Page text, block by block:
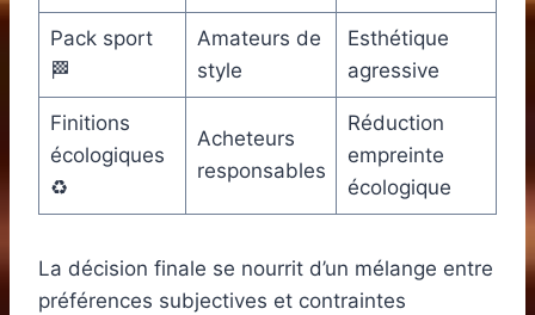
Pack sport
🏁
Amateurs de
style
Esthétique
agressive
Finitions
écologiques
♻️
Acheteurs
responsables
Réduction
empreinte
écologique
La décision finale se nourrit d’un mélange entre
préférences subjectives et contraintes